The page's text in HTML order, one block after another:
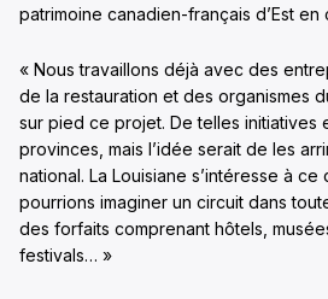
patrimoine canadien-français d’Est en
« Nous travaillons déjà avec des
de la restauration et des organismes
sur pied ce projet. De telles initiatives
provinces, mais l’idée serait de les
national. La Louisiane s’intéresse à
pourrions imaginer un circuit dans
des forfaits comprenant hôtels,
festivals… »